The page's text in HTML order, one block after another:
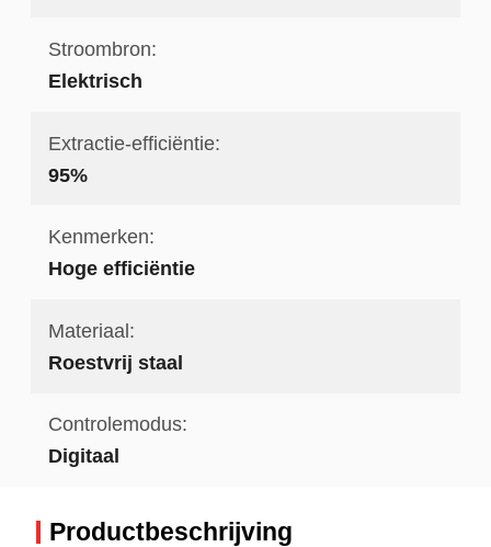
Stroombron:
Elektrisch
Extractie-efficiëntie:
95%
Kenmerken:
Hoge efficiëntie
Materiaal:
Roestvrij staal
Controlemodus:
Digitaal
Productbeschrijving